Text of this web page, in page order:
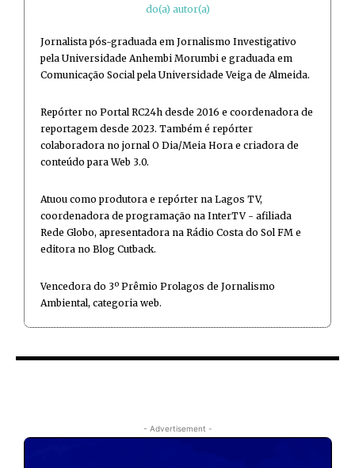
do(a) autor(a)
Jornalista pós-graduada em Jornalismo Investigativo
pela Universidade Anhembi Morumbi e graduada em
Comunicação Social pela Universidade Veiga de Almeida.
Repórter no Portal RC24h desde 2016 e coordenadora de
reportagem desde 2023. Também é repórter
colaboradora no jornal O Dia/Meia Hora e criadora de
conteúdo para Web 3.0.
Atuou como produtora e repórter na Lagos TV,
coordenadora de programação na InterTV - afiliada
Rede Globo, apresentadora na Rádio Costa do Sol FM e
editora no Blog Cutback.
Vencedora do 3º Prêmio Prolagos de Jornalismo
Ambiental, categoria web.
- Advertisement -